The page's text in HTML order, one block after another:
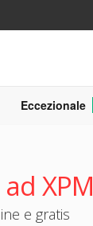
Eccezionale
XPM
e gratis